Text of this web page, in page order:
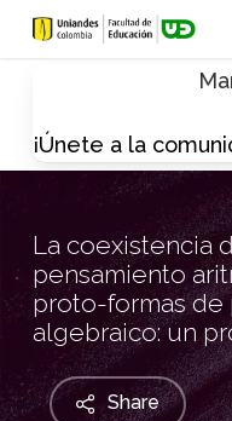
Skip
¡Únete a la
La coexistencia
pensamiento
proto-formas de
algebraico: un
Share